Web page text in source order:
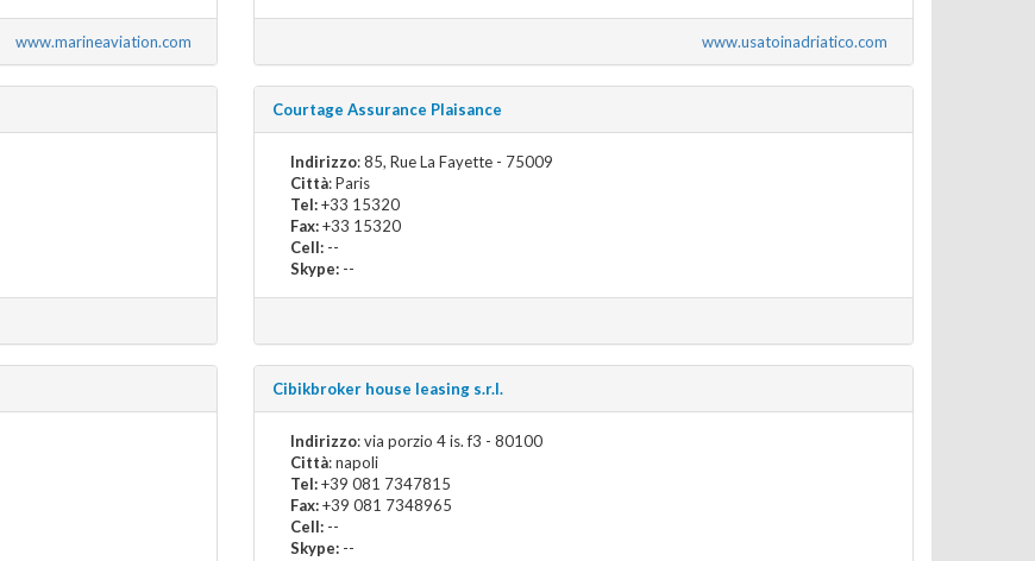
www.marineaviation.com www.usatoinadriatico.com
Courtage Assurance Plaisance
Indirizzo: 85, Rue La Fayette - 75009
Città: Paris
Tel:+33 15320
Fax:+33 15320
Cell: --
Skype: --
Cibikbroker house leasing s.r.l.
Indirizzo: via porzio 4 is. f3 - 80100
Città: napoli
Tel:+39 081 7347815
Fax:+39 081 7348965
Cell: --
Skype: --